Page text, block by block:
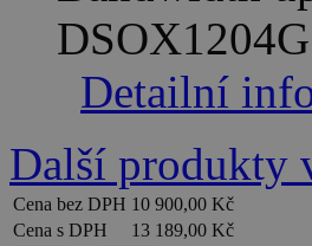
Detailní
Další produkty
Cena bez DPH 10 900,00 Kč
Cena s DPH
13 189,00 Kč